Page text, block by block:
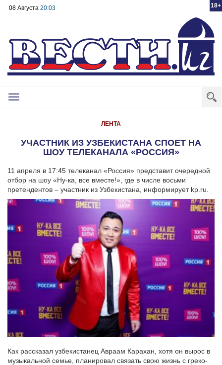
18+
08 Августа 20:03
Toggle
ЛЕНТА
УЧАСТНИК ИЗ УЗБЕКИСТАНА СПОЕТ НА
ШОУ ТЕЛЕКАНАЛА «РОССИЯ»
11 апреля в 17:45 телеканал «Россия» представит очередной
отбор на шоу «Ну-ка, все вместе!», где в числе восьми
претендентов – участник из Узбекистана, информирует kp.ru.
Как рассказал узбекистанец Авраам Карахан, хотя он вырос в
музыкальной семье, планировал связать свою жизнь с греко-